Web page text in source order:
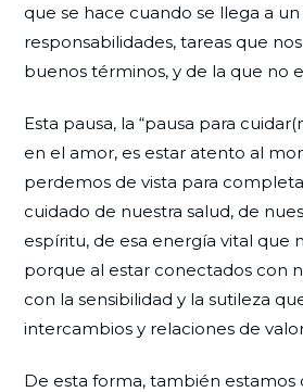
que se hace cuando se llega a
responsabilidades, tareas que
buenos términos, y de la que no
Esta pausa, la “pausa para
en el amor, es estar atento al
perdemos de vista para
cuidado de nuestra salud, de
espíritu, de esa energía vital
porque al estar conectados con
con la sensibilidad y la sutileza
intercambios y relaciones de
De esta forma, también